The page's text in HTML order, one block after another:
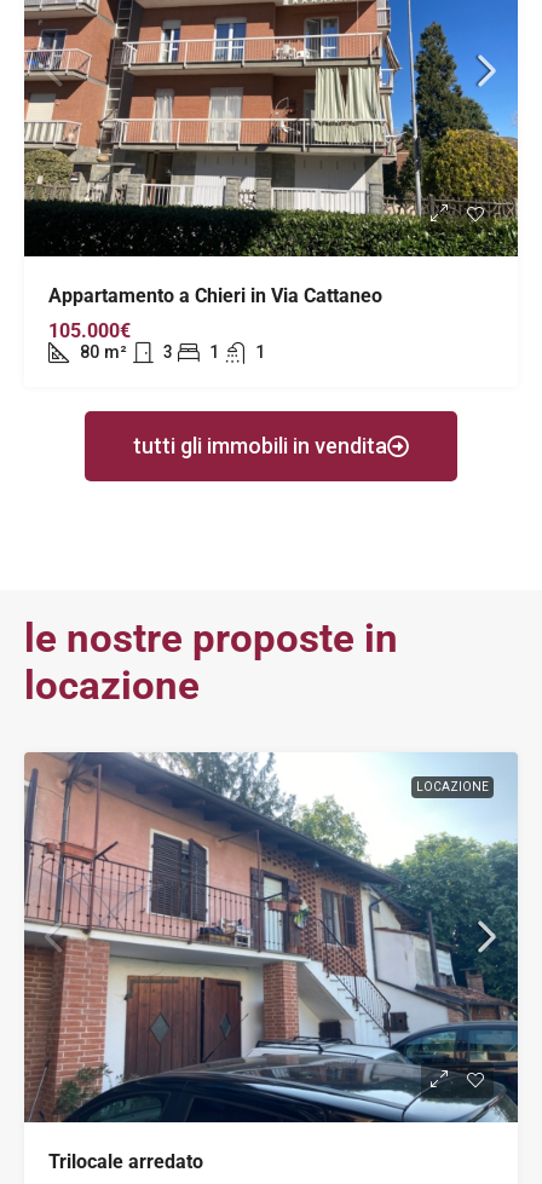
Appartamento a Chieri in Via Cattaneo
105.000€
80 m² 3 1 1
tutti gli immobili in vendita
le nostre proposte in
locazione
LOCAZIONE
Trilocale arredato